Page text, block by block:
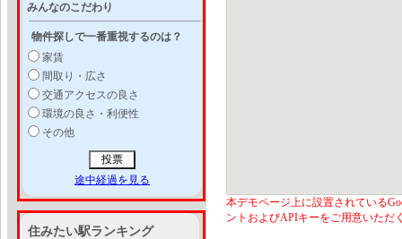
みんなのこだわり
物件探しで一番重視するのは？
家賃
間取り・広さ
交通アクセスの良さ
環境の良さ・利便性
その他
途中経過を見る
住みたい駅ランキング
本デモページ上に設置されている
ントおよびAPIキーをご用意いただ